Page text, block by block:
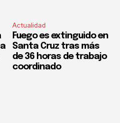
Actualidad
Fuego es extinguido en
Santa Cruz tras más
de 36 horas de trabajo
coordinado